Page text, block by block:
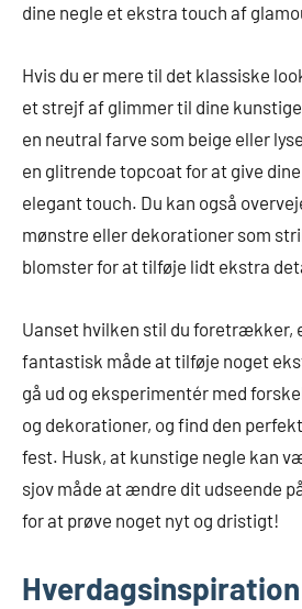
dine negle et ekstra touch af
Hvis du er mere til det klassiske
et strejf af glimmer til dine
en neutral farve som beige eller
en glitrende topcoat for at give
elegant touch. Du kan også
mønstre eller dekorationer som
blomster for at tilføje lidt ekstra
Uanset hvilken stil du foretrækker,
fantastisk måde at tilføje noget
gå ud og eksperimentér med
og dekorationer, og find den
fest. Husk, at kunstige negle kan
sjov måde at ændre dit udseende
for at prøve noget nyt og dristigt!